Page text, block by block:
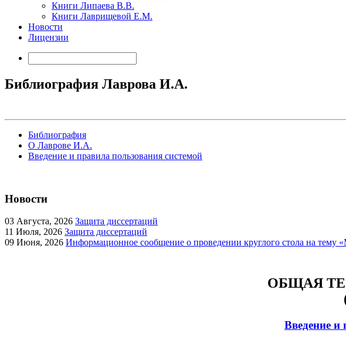
Книги Липаева В.В.
Книги Лаврищевой Е.М.
Новости
Лицензии
Библиография Лаврова И.А.
Библиография
О Лаврове И.А.
Введение и правила пользования системой
Новости
03 Августа, 2026 Защита диссертаций
11 Июля, 2026 Защита диссертаций
09 Июня, 2026 Информационное сообщение о проведении круглого стола на
ОБЩАЯ
Введение и